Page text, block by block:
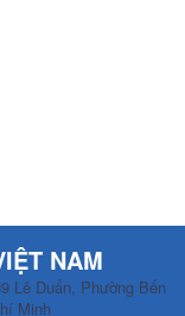
NAM
Lê Duẩn, Phường Bến
Minh